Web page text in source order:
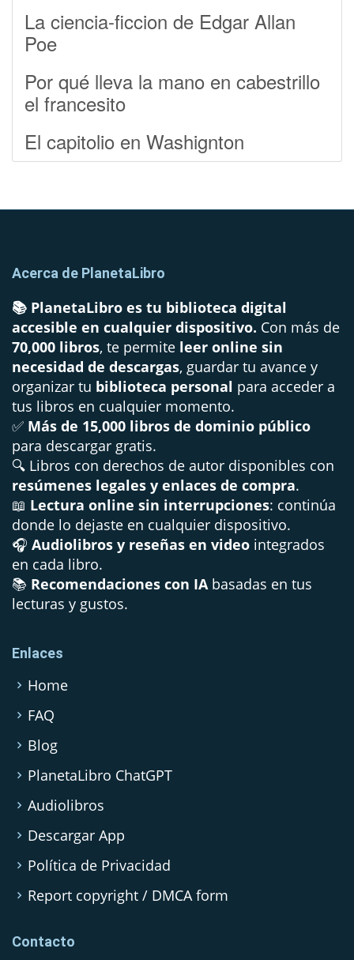
La ciencia-ficcion de Edgar Allan
Poe
Por qué lleva la mano en cabestrillo
el francesito
El capitolio en Washignton
Acerca de PlanetaLibro
📚 PlanetaLibro es tu biblioteca digital
accesible en cualquier dispositivo. Con más de
70,000 libros, te permite leer online sin
necesidad de descargas, guardar tu avance y
organizar tu biblioteca personal para acceder a
tus libros en cualquier momento.
✅ Más de 15,000 libros de dominio público
para descargar gratis.
🔍 Libros con derechos de autor disponibles con
resúmenes legales y enlaces de compra.
📖 Lectura online sin interrupciones: continúa
donde lo dejaste en cualquier dispositivo.
🎧 Audiolibros y reseñas en video integrados
en cada libro.
📚 Recomendaciones con IA basadas en tus
lecturas y gustos.
Enlaces
Home
FAQ
Blog
PlanetaLibro ChatGPT
Audiolibros
Descargar App
Política de Privacidad
Report copyright / DMCA form
Contacto